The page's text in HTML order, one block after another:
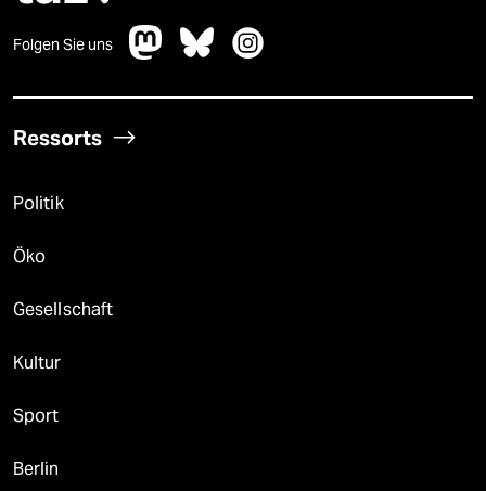
Folgen Sie uns
Ressorts
Politik
Öko
Gesellschaft
Kultur
Sport
Berlin